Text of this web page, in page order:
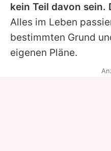
kein Teil davon sein.
Alles im Leben
bestimmten Grund
eigenen Pläne.